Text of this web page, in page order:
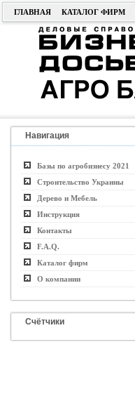
ГЛАВНАЯ КАТАЛОГ ФИРМ
Навигация
Базы по агробизнесу 2021
Строительство Украины
Дерево и Мебель
Инструкция
Контакты
F.A.Q.
Каталог фирм
О компании
Счётчики